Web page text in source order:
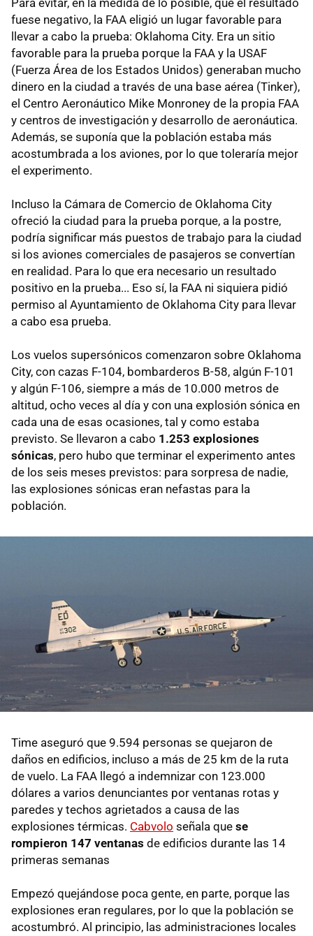
fuese negativo, la FAA eligió un lugar favorable para
llevar a cabo la prueba: Oklahoma City. Era un sitio
favorable para la prueba porque la FAA y la USAF
(Fuerza Área de los Estados Unidos) generaban mucho
dinero en la ciudad a través de una base aérea (Tinker),
el Centro Aeronáutico Mike Monroney de la propia FAA
y centros de investigación y desarrollo de aeronáutica.
Además, se suponía que la población estaba más
acostumbrada a los aviones, por lo que toleraría mejor
el experimento.
Incluso la Cámara de Comercio de Oklahoma City
ofreció la ciudad para la prueba porque, a la postre,
podría significar más puestos de trabajo para la ciudad
si los aviones comerciales de pasajeros se convertían
en realidad. Para lo que era necesario un resultado
positivo en la prueba... Eso sí, la FAA ni siquiera pidió
permiso al Ayuntamiento de Oklahoma City para llevar
a cabo esa prueba.
Los vuelos supersónicos comenzaron sobre Oklahoma
City, con cazas F-104, bombarderos B-58, algún F-101
y algún F-106, siempre a más de 10.000 metros de
altitud, ocho veces al día y con una explosión sónica en
cada una de esas ocasiones, tal y como estaba
previsto. Se llevaron a cabo 1.253 explosiones
sónicas, pero hubo que terminar el experimento antes
de los seis meses previstos: para sorpresa de nadie,
las explosiones sónicas eran nefastas para la
población.
Time aseguró que 9.594 personas se quejaron de
daños en edificios, incluso a más de 25 km de la ruta
de vuelo. La FAA llegó a indemnizar con 123.000
dólares a varios denunciantes por ventanas rotas y
paredes y techos agrietados a causa de las
explosiones térmicas. Cabvolo señala que se
rompieron 147 ventanas de edificios durante las 14
primeras semanas
Empezó quejándose poca gente, en parte, porque las
explosiones eran regulares, por lo que la población se
acostumbró. Al principio, las administraciones locales